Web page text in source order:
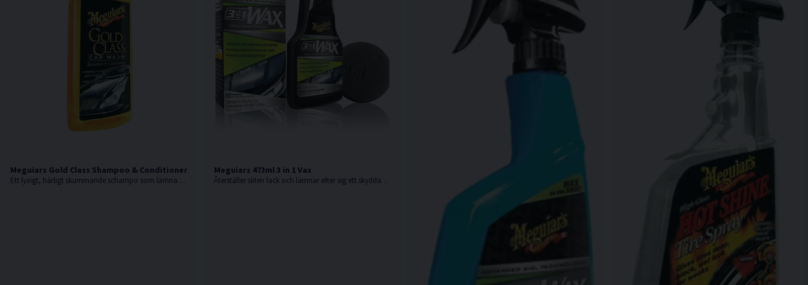
Meguiars Gold Class Shampoo & Conditioner 473ml Bilschampo
Ett lyxigt, härligt skummande schampo som lämnar din bil skinande blank efter tvätt.
Meguiars 473ml 3 in 1 Vax
Återställer sliten lack och lämnar efter sig ett skyddande lager vax, allt i ett steg!